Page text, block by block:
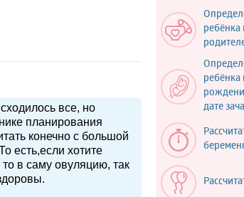
все, но
планирования
конечно с большой
есть,если хотите
в саму овуляцию, так
ребёнка
ребёнка
дате